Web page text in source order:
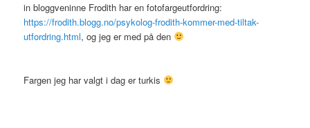
in bloggveninne Frodith har en fotofargeutfordring:
https://frodith.blogg.no/psykolog-frodith-kommer-med-tiltak-
utfordring.html, og jeg er med på den
Fargen jeg har valgt i dag er turkis